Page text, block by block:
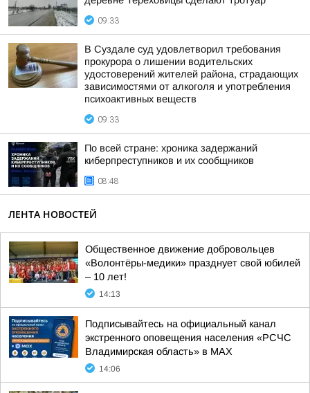
09:33
В Суздале суд удовлетворил требования
прокурора о лишении водительских
удостоверений жителей района, страдающих
зависимостями от алкоголя и употребления
психоактивных веществ
09:33
По всей стране: хроника задержаний
киберпреступников и их сообщников
08:48
ЛЕНТА НОВОСТЕЙ
Общественное движение добровольцев
«Волонтёры-медики» празднует свой юбилей
– 10 лет!
14:13
Подписывайтесь на официальный канал
экстренного оповещения населения «РСЧС
Владимирская область» в МАХ
14:06